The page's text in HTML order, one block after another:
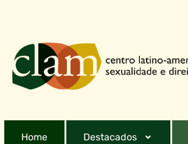
Home Destacados